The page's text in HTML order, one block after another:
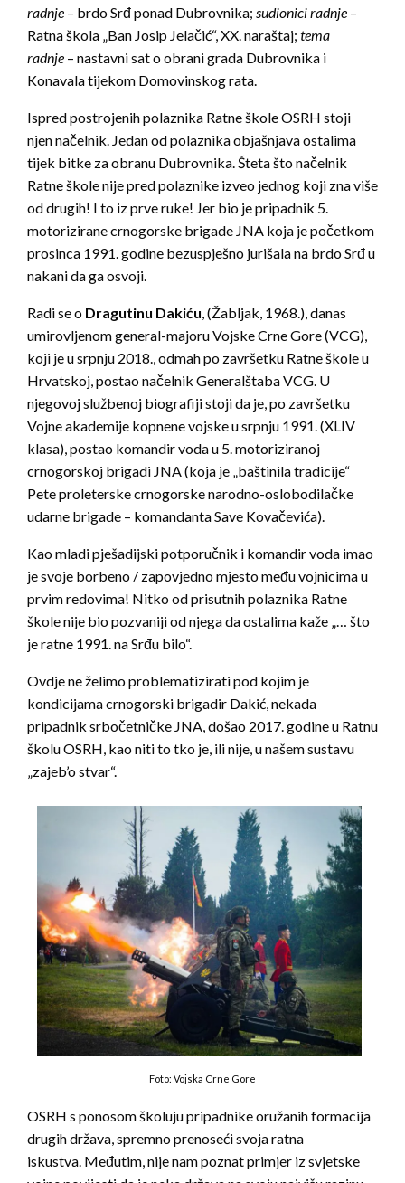
radnje – brdo Srđ ponad Dubrovnika; sudionici radnje –
Ratna škola „Ban Josip Jelačić“, XX. naraštaj; tema
radnje – nastavni sat o obrani grada Dubrovnika i
Konavala tijekom Domovinskog rata.
Ispred postrojenih polaznika Ratne škole OSRH stoji
njen načelnik. Jedan od polaznika objašnjava ostalima
tijek bitke za obranu Dubrovnika. Šteta što načelnik
Ratne škole nije pred polaznike izveo jednog koji zna više
od drugih! I to iz prve ruke! Jer bio je pripadnik 5.
motorizirane crnogorske brigade JNA koja je početkom
prosinca 1991. godine bezuspješno jurišala na brdo Srđ u
nakani da ga osvoji.
Radi se o Dragutinu Dakiću, (Žabljak, 1968.), danas
umirovljenom general-majoru Vojske Crne Gore (VCG),
koji je u srpnju 2018., odmah po završetku Ratne škole u
Hrvatskoj, postao načelnik Generalštaba VCG. U
njegovoj službenoj biografiji stoji da je, po završetku
Vojne akademije kopnene vojske u srpnju 1991. (XLIV
klasa), postao komandir voda u 5. motoriziranoj
crnogorskoj brigadi JNA (koja je „baštinila tradicije“
Pete proleterske crnogorske narodno-oslobodilačke
udarne brigade – komandanta Save Kovačevića).
Kao mladi pješadijski potporučnik i komandir voda imao
je svoje borbeno / zapovjedno mjesto među vojnicima u
prvim redovima! Nitko od prisutnih polaznika Ratne
škole nije bio pozvaniji od njega da ostalima kaže „… što
je ratne 1991. na Srđu bilo“.
Ovdje ne želimo problematizirati pod kojim je
kondicijama crnogorski brigadir Dakić, nekada
pripadnik srbočetničke JNA, došao 2017. godine u Ratnu
školu OSRH, kao niti to tko je, ili nije, u našem sustavu
„zajeb’o stvar“.
Foto: Vojska Crne Gore
OSRH s ponosom školuju pripadnike oružanih formacija
drugih država, spremno prenoseći svoja ratna
iskustva. Međutim, nije nam poznat primjer iz svjetske